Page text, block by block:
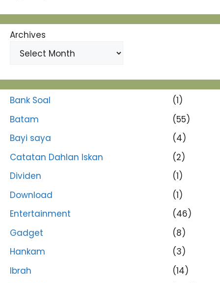
Archives
Bank Soal
(1)
Batam
(55)
Bayi saya
(4)
Catatan Dahlan Iskan
(2)
Dividen
(1)
Download
(1)
Entertainment
(46)
Gadget
(8)
Hankam
(3)
Ibrah
(14)